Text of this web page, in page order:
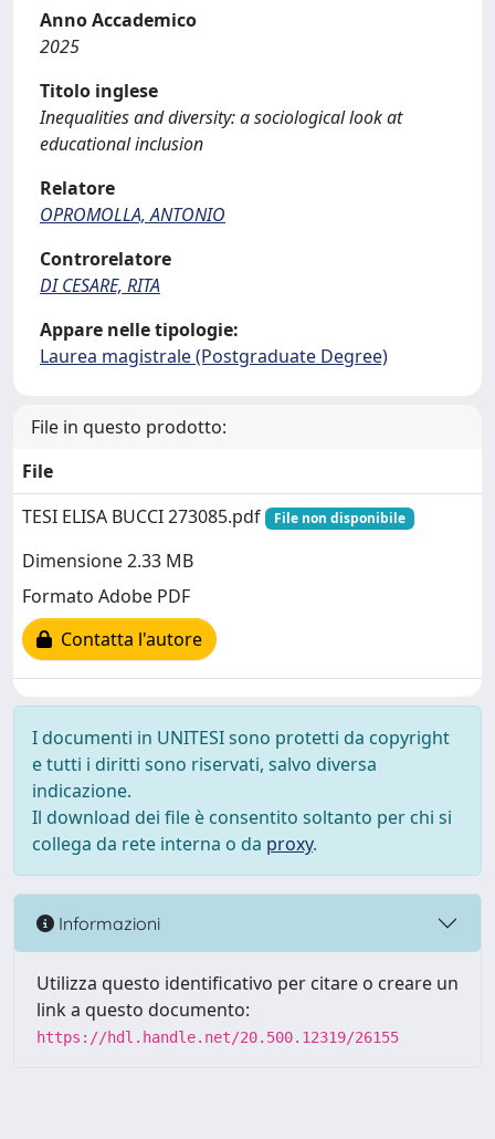
Anno Accademico
2025
Titolo inglese
Inequalities and diversity: a sociological look at
educational inclusion
Relatore
OPROMOLLA, ANTONIO
Controrelatore
DI CESARE, RITA
Appare nelle tipologie:
Laurea magistrale (Postgraduate Degree)
File in questo prodotto:
File
TESI ELISA BUCCI 273085.pdf
File non disponibile
Dimensione 2.33 MB
Formato Adobe PDF
Contatta l'autore
I documenti in UNITESI sono protetti da copyright
e tutti i diritti sono riservati, salvo diversa
indicazione.
Il download dei file è consentito soltanto per chi si
collega da rete interna o da proxy.
Informazioni
Utilizza questo identificativo per citare o creare un
link a questo documento:
https://hdl.handle.net/20.500.12319/26155